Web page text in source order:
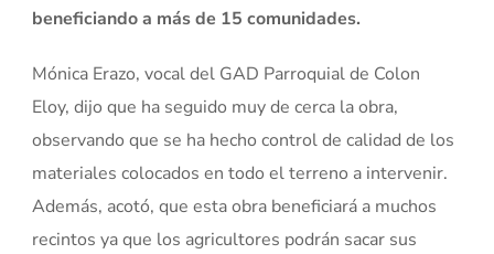
beneficiando a más de 15 comunidades.
Mónica Erazo, vocal del GAD Parroquial de Colon
Eloy, dijo que ha seguido muy de cerca la obra,
observando que se ha hecho control de calidad de los
materiales colocados en todo el terreno a intervenir.
Además, acotó, que esta obra beneficiará a muchos
recintos ya que los agricultores podrán sacar sus